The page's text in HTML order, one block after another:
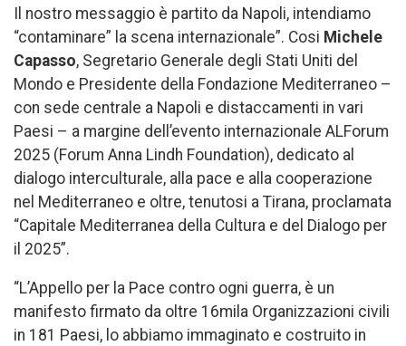
Il nostro messaggio è partito da Napoli, intendiamo
“contaminare” la scena internazionale”. Cosi Michele
Capasso, Segretario Generale degli Stati Uniti del
Mondo e Presidente della Fondazione Mediterraneo –
con sede centrale a Napoli e distaccamenti in vari
Paesi – a margine dell’evento internazionale ALForum
2025 (Forum Anna Lindh Foundation), dedicato al
dialogo interculturale, alla pace e alla cooperazione
nel Mediterraneo e oltre, tenutosi a Tirana, proclamata
“Capitale Mediterranea della Cultura e del Dialogo per
il 2025”.
“L’Appello per la Pace contro ogni guerra, è un
manifesto firmato da oltre 16mila Organizzazioni civili
in 181 Paesi, lo abbiamo immaginato e costruito in